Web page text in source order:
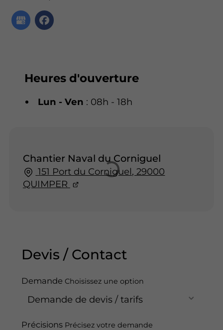
Heures d'ouverture
Lun - Ven : 08h - 18h
Chantier Naval du Corniguel
151 Port du Corniguel, 29000
QUIMPER
Devis / Contact
Demande Choisissez une option
Précisions Précisez votre demande